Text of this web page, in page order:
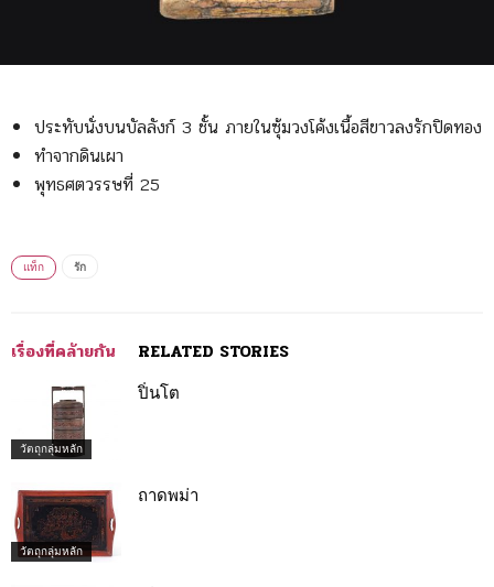
ประทับนั่งบนบัลลังก์ 3 ชั้น ภายในซุ้มวงโค้งเนื้อสีขาวลงรักปิดทอง
ทำจากดินเผา
พุทธศตวรรษที่ 25
แท็ก รัก
เรื่องที่คล้ายกัน RELATED STORIES
วัตถุกลุ่มหลัก
ปิ่นโต
วัตถุกลุ่มหลัก
ถาดพม่า